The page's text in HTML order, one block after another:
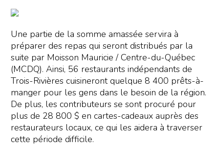
Une partie de la somme amassée servira à
préparer des repas qui seront distribués par la
suite par Moisson Mauricie / Centre-du-Québec
(MCDQ). Ainsi, 56 restaurants indépendants de
Trois-Rivières cuisineront quelque 8 400 prêts-à-
manger pour les gens dans le besoin de la région.
De plus, les contributeurs se sont procuré pour
plus de 28 800 $ en cartes-cadeaux auprès des
restaurateurs locaux, ce qui les aidera à traverser
cette période difficile.